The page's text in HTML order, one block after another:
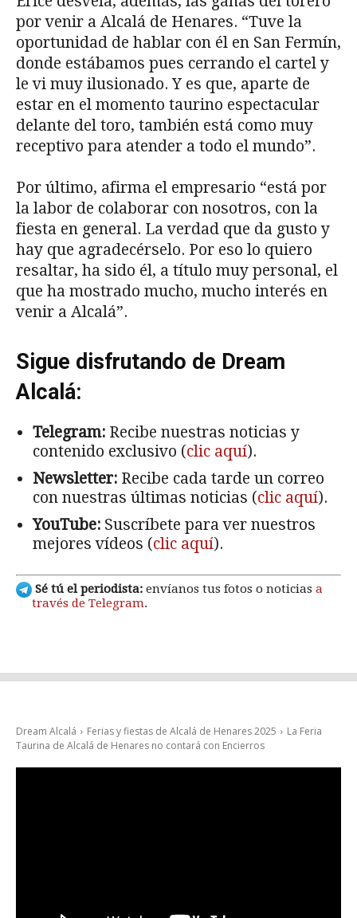
por venir a Alcalá de Henares. “Tuve la
oportunidad de hablar con él en San Fermín,
donde estábamos pues cerrando el cartel y
le vi muy ilusionado. Y es que, aparte de
estar en el momento taurino espectacular
delante del toro, también está como muy
receptivo para atender a todo el mundo”.
Por último, afirma el empresario “está por
la labor de colaborar con nosotros, con la
fiesta en general. La verdad que da gusto y
hay que agradecérselo. Por eso lo quiero
resaltar, ha sido él, a título muy personal, el
que ha mostrado mucho, mucho interés en
venir a Alcalá”.
Sigue disfrutando de Dream
Alcalá:
Telegram: Recibe nuestras noticias y
contenido exclusivo (clic aquí).
Newsletter: Recibe cada tarde un correo
con nuestras últimas noticias (clic aquí).
YouTube: Suscríbete para ver nuestros
mejores vídeos (clic aquí).
Sé tú el periodista: envíanos tus fotos o noticias a
través de Telegram.